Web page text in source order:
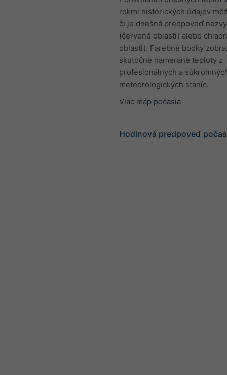
rokmi historických údajov
či je dnešná predpoveď
(červené oblasti) alebo
oblasti). Farebné bodky
skutočne namerané teploty z
profesionálnych a
meteorologických staníc.
Viac máp počasia
Hodinová predpoveď